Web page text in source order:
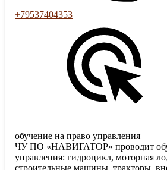
+79537404353
обучение на право управления
ЧУ ПО «НАВИГАТОР» проводит
управления: гидроцикл, моторная
строительные машины, тракторы,